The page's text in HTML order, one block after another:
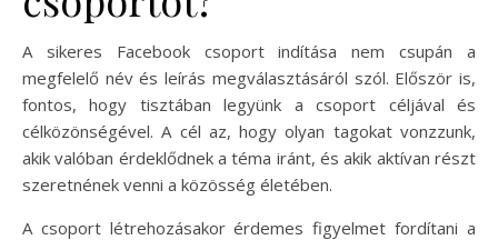
A sikeres Facebook csoport indítása nem csupán a
megfelelő név és leírás megválasztásáról szól. Először is,
fontos, hogy tisztában legyünk a csoport céljával és
célközönségével. A cél az, hogy olyan tagokat vonzzunk,
akik valóban érdeklődnek a téma iránt, és akik aktívan részt
szeretnének venni a közösség életében.
A csoport létrehozásakor érdemes figyelmet fordítani a